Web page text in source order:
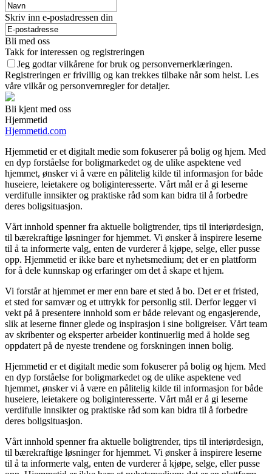
Skriv inn e-postadressen din
Bli med oss
Takk for interessen og registreringen
Jeg godtar vilkårene for bruk og personvernerklæringen.
Registreringen er frivillig og kan trekkes tilbake når som helst. Les
våre vilkår og personvernregler for detaljer.
Bli kjent med oss
Hjemmetid
Hjemmetid.com
Hjemmetid er et digitalt medie som fokuserer på bolig og hjem. Med
en dyp forståelse for boligmarkedet og de ulike aspektene ved
hjemmet, ønsker vi å være en pålitelig kilde til informasjon for både
huseiere, leietakere og boliginteresserte. Vårt mål er å gi leserne
verdifulle innsikter og praktiske råd som kan bidra til å forbedre
deres boligsituasjon.
Vårt innhold spenner fra aktuelle boligtrender, tips til interiørdesign,
til bærekraftige løsninger for hjemmet. Vi ønsker å inspirere leserne
til å ta informerte valg, enten de vurderer å kjøpe, selge, eller pusse
opp. Hjemmetid er ikke bare et nyhetsmedium; det er en plattform
for å dele kunnskap og erfaringer om det å skape et hjem.
Vi forstår at hjemmet er mer enn bare et sted å bo. Det er et fristed,
et sted for samvær og et uttrykk for personlig stil. Derfor legger vi
vekt på å presentere innhold som er både relevant og engasjerende,
slik at leserne finner glede og inspirasjon i sine boligreiser. Vårt team
av skribenter og eksperter arbeider kontinuerlig med å holde seg
oppdatert på de nyeste trendene og forskningen innen bolig.
Hjemmetid er et digitalt medie som fokuserer på bolig og hjem. Med
en dyp forståelse for boligmarkedet og de ulike aspektene ved
hjemmet, ønsker vi å være en pålitelig kilde til informasjon for både
huseiere, leietakere og boliginteresserte. Vårt mål er å gi leserne
verdifulle innsikter og praktiske råd som kan bidra til å forbedre
deres boligsituasjon.
Vårt innhold spenner fra aktuelle boligtrender, tips til interiørdesign,
til bærekraftige løsninger for hjemmet. Vi ønsker å inspirere leserne
til å ta informerte valg, enten de vurderer å kjøpe, selge, eller pusse